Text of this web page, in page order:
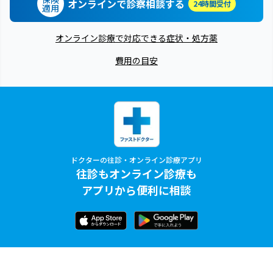
適用 オンラインで診察相談する 24時間受付
オンライン診療で対応できる症状・処方薬
費用の目安
ドクターの往診・オンライン診療アプリ
往診もオンライン診療も
アプリから便利に相談